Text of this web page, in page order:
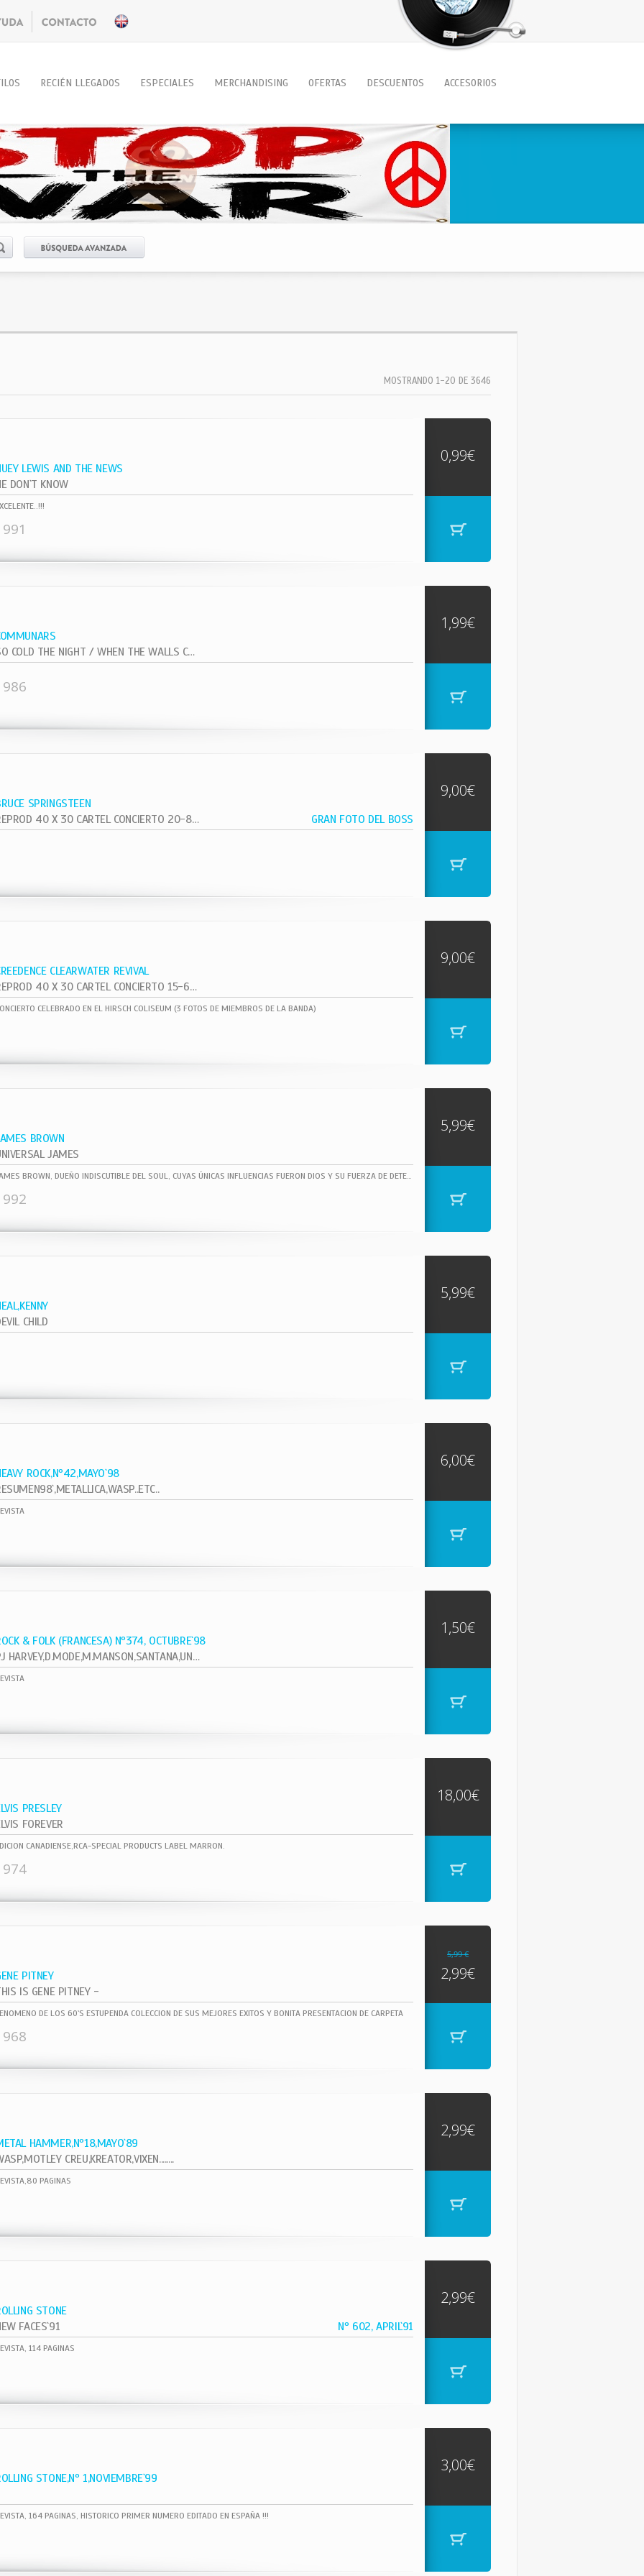
RECIÉN LLEGADOS ESPECIALES MERCHANDISING OFERTAS DESCUENTOS ACCESORIOS
MOSTRANDO 1-20 DE 3646
LEWIS AND THE NEWS
DON`T KNOW
0,99€
SO COLD THE NIGHT / WHEN THE WALLS COME...
1,99€
SPRINGSTEEN
REPROD 40 X 30 CARTEL CONCIERTO 20-8-81 VETERAN VIETNAN
GRAN FOTO DEL BOSS
9,00€
CLEARWATER REVIVAL
REPROD 40 X 30 CARTEL CONCIERTO 15-6- ,
CELEBRADO EN EL HIRSCH COLISEUM (3 FOTOS DE MIEMBROS DE LA BANDA)
9,00€
BROWN
JAMES
JAMES BROWN, DUEÑO INDISCUTIBLE DEL SOUL, CUYAS ÚNICAS INFLUENCIAS FUERON DIOS Y SU FUERZA DE DETERMINACIÓN, JAMES BROWN TOCÓ EN SU DORADA JUVENTUD VARIOS TEMAS DE RHYTHM & BLUES.- HTTP://WWW.FUNKY-STUFF.COM/ "THE GODFATHER OF SOUL" (EL PADRINO DEL SOUL).1 CAN'T GET ANY HARDER CLIVILLES, COLE, HIGGINS ... 3:53 COMPOSED BY: CLIVILLES, COLE, HIGGINS, JACKSON, RAMOS, SCOTT, SMITH 2 JUST DO IT BROWNE, MOWAT, ROMEO 4:37 3 MINE ALL MINE BROWNE, MOWAT, ROMEO 4:15 4 WATCH ME BROWNE, MOWAT, ROMEO 3:58 5 GEORGIA-LINA BROWN, SHERRELL 5:03 6 SHOW ME YOUR FRIENDS BROWNE, MOWAT, ROMEO 5:03 7 EVERYBODY'S GOT A THANG BROWN 3:57 8 HOW LONG BROWNE, MOWAT, ROMEO 5:29 9 MAKE IT FUNKY 2000 BROWN 4:56 10 MOMENTS BROWNE, MOWAT, ROMEO 8:05
5,99€
CHILD
5,99€
ROCK,Nº42,MAYO`98
6,00€
& FOLK (FRANCESA) Nº374, OCTUBRE`98
PJ HARVEY,D.MODE,M.MANSON,SANTANA,UNKLE
1,50€
PRESLEY
FOREVER
CANADIENSE,RCA-SPECIAL PRODUCTS LABEL MARRON.
18,00€
PITNEY
IS GENE PITNEY -
DE LOS 60`S ESTUPENDA COLECCION DE SUS MEJORES EXITOS Y BONITA PRESENTACION DE CARPETA
5,99 €
2,99€
HAMMER,Nº18,MAYO`89
CREU,KREATOR,VIXEN........
PAGINAS
2,99€
STONE
FACES`91
Nº 602, APRIL`91
114 PAGINAS
2,99€
STONE,Nº 1,NOVIEMBRE`99
164 PAGINAS, HISTORICO PRIMER NUMERO EDITADO EN ESPAÑA !!!
3,00€